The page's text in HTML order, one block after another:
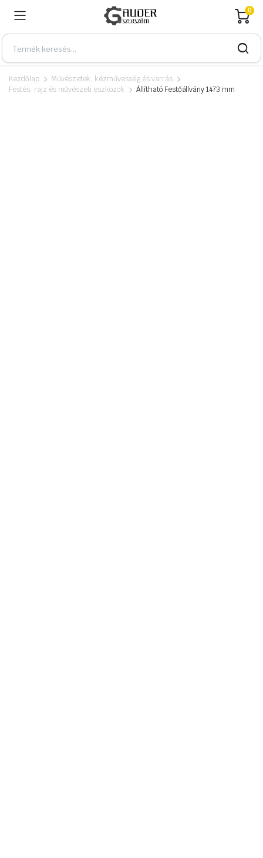
0
Kezdőlap
Művészetek, kézművesség és varrás
Festés, rajz és művészeti eszközök
Állítható Festőállvány 1473 mm